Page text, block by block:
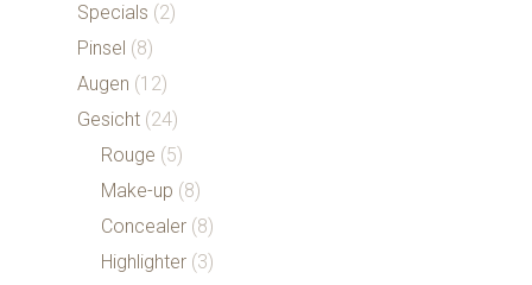
Specials (2)
Pinsel (8)
Augen (12)
Gesicht (24)
Rouge (5)
Make-up (8)
Concealer (8)
Highlighter (3)